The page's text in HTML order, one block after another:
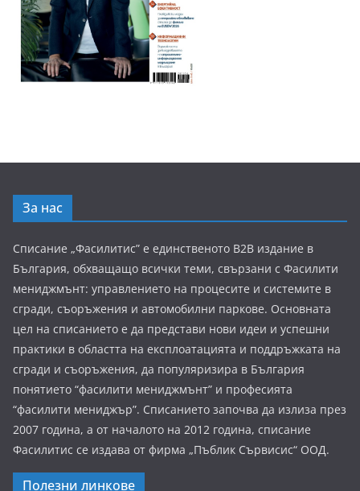
За нас
Списание „Фасилитис” е единственото B2B издание в
България, обхващащо всички теми, свързани с Фасилити
мениджмънт: управлението на процесите и системите в
сгради, съоръжения и автомобилни паркове. Основната
цел на списанието е да представи нови идеи и успешни
практики в областта на експлоатацията и поддръжката на
сгради и съоръжения, да популяризира в България
понятието “фасилити мениджмънт” и професията
“фасилити мениджър”. Списанието започва да излиза през
2007 година, а от началото на 2012 година, списание
Фасилитис се издава от фирма „Пъблик Сървисис“ ООД.
Полезни линкове